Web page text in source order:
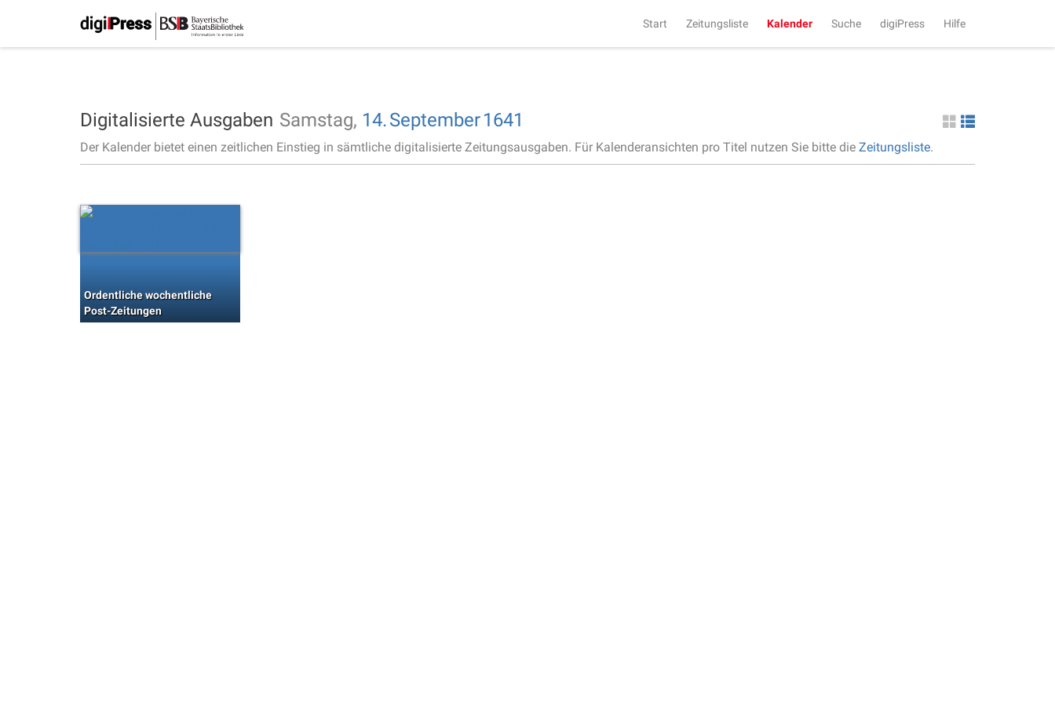
Start Zeitungsliste Kalender Suche digiPress Hilfe
Digitalisierte Ausgaben Samstag, 14.September1641
Der Kalender bietet einen zeitlichen Einstieg in sämtliche digitalisierte Zeitungsausgaben. Für Kalenderansichten pro Titel nutzen Sie bitte die Zeitungsliste.
Ordentliche wochentliche
Post-Zeitungen